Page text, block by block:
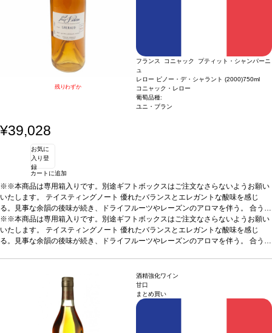
残りわずか
フランス コニャック プティット・シャンパーニ
ュ
レロー ピノー・デ・シャラント (2000)750ml
コニャック・レロー
葡萄品種:
ユニ・ブラン
¥39,028
お気に
入り登
録
カートに追加
※※本商品は専用箱入りです。別途ギフトボックスはご注文なさらないようお願い
いたします。 テイスティングノート 優れたバランスとエレガントな酸味を感じ
る。見事な余韻の後味が続き、ドライフルーツやレーズンのアロマを伴う。 合う料
理アペリティフとして、またブルーチーズ、牡蠣、チョコレートケーキなどと合う
葡萄品種 100％ ユニ・ブラン
※※本商品は専用箱入りです。別途ギフトボックスはご注文なさらないようお願い
いたします。 テイスティングノート 優れたバランスとエレガントな酸味を感じ
る。見事な余韻の後味が続き、ドライフルーツやレーズンのアロマを伴う。 合う料
酒精強化ワイン
甘口
まとめ買い